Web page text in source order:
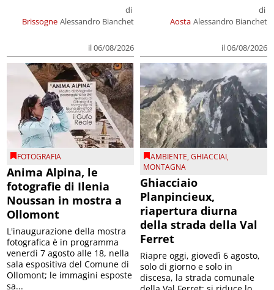
Brissogne
di
Alessandro Bianchet
il 06/08/2026
Aosta
di
Alessandro Bianchet
il 06/08/2026
FOTOGRAFIA
Anima Alpina, le
fotografie di Ilenia
Noussan in mostra a
Ollomont
L'inaugurazione della mostra
fotografica è in programma
venerdì 7 agosto alle 18, nella
sala espositiva del Comune di
Ollomont; le immagini esposte
sa...
AMBIENTE,GHIACCIAI,
MONTAGNA
Ghiacciaio
Planpincieux,
riapertura diurna
della strada della Val
Ferret
Riapre oggi, giovedì 6 agosto,
solo di giorno e solo in
discesa, la strada comunale